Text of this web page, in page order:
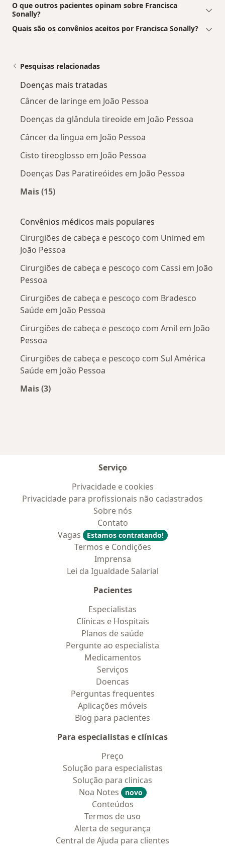
O que outros pacientes opinam sobre Francisca
Sonally?
Quais são os convênios aceitos por Francisca Sonally?
Pesquisas relacionadas
Doenças mais tratadas
Câncer de laringe em João Pessoa
Doenças da glândula tireoide em João Pessoa
Câncer da língua em João Pessoa
Cisto tireoglosso em João Pessoa
Doenças Das Paratireóides em João Pessoa
Mais (15)
Convênios médicos mais populares
Cirurgiões de cabeça e pescoço com Unimed em
João Pessoa
Cirurgiões de cabeça e pescoço com Cassi em João
Pessoa
Cirurgiões de cabeça e pescoço com Bradesco
Saúde em João Pessoa
Cirurgiões de cabeça e pescoço com Amil em João
Pessoa
Cirurgiões de cabeça e pescoço com Sul América
Saúde em João Pessoa
Mais (3)
Serviço
Privacidade e cookies
Privacidade para profissionais não cadastrados
Sobre nós
Contato
Vagas
Estamos contratando!
Termos e Condições
Imprensa
Lei da Igualdade Salarial
Pacientes
Especialistas
Clínicas e Hospitais
Planos de saúde
Pergunte ao especialista
Medicamentos
Serviços
Doencas
Perguntas frequentes
Aplicações móveis
Blog para pacientes
Para especialistas e clínicas
Preço
Solução para especialistas
Solução para clinicas
Noa Notes
novo
Conteúdos
Termos de uso
Alerta de segurança
Central de Ajuda para clientes